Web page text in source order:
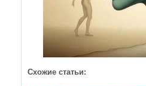
Схожие статьи: